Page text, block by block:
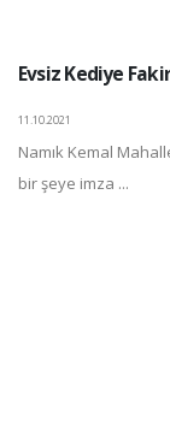
Evsiz Kediye
11.10.2021
Namık Kemal
bir şeye imza ...